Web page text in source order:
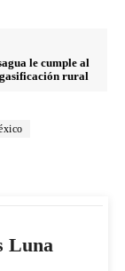
le cumple al
rural
Luna